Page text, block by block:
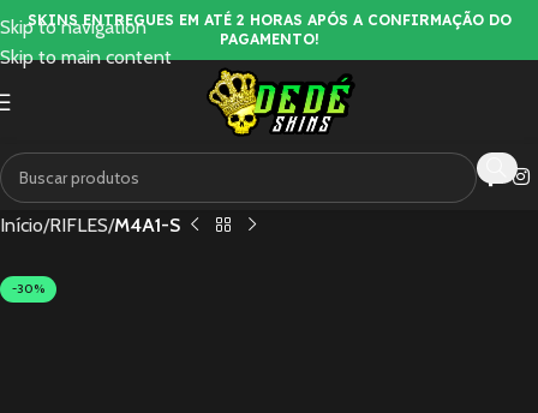
Skip to navigation
Skip to main content
SKINS ENTREGUES EM ATÉ 2 HORAS APÓS A CONFIRMAÇÃO DO
PAGAMENTO!
Início RIFLES M4A1-S
-30%